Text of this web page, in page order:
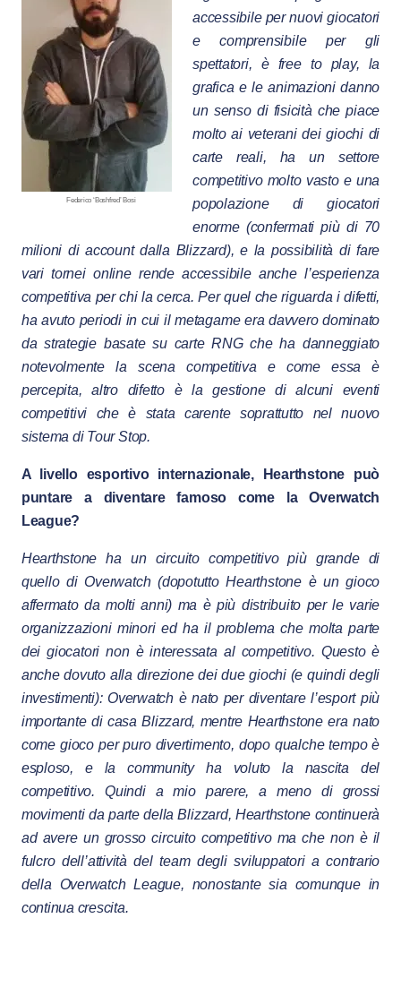
Federico ‘Boshfred’ Bosi
accessibile per nuovi giocatori
e comprensibile per gli
spettatori, è free to play, la
grafica e le animazioni danno
un senso di fisicità che piace
molto ai veterani dei giochi di
carte reali, ha un settore
competitivo molto vasto e una
popolazione di giocatori
enorme (confermati più di 70
milioni di account dalla Blizzard), e la possibilità di fare
vari tornei online rende accessibile anche l’esperienza
competitiva per chi la cerca. Per quel che riguarda i difetti,
ha avuto periodi in cui il metagame era davvero dominato
da strategie basate su carte RNG che ha danneggiato
notevolmente la scena competitiva e come essa è
percepita, altro difetto è la gestione di alcuni eventi
competitivi che è stata carente soprattutto nel nuovo
sistema di Tour Stop.
A livello esportivo internazionale, Hearthstone può
puntare a diventare famoso come la Overwatch
League?
Hearthstone ha un circuito competitivo più grande di
quello di Overwatch (dopotutto Hearthstone è un gioco
affermato da molti anni) ma è più distribuito per le varie
organizzazioni minori ed ha il problema che molta parte
dei giocatori non è interessata al competitivo. Questo è
anche dovuto alla direzione dei due giochi (e quindi degli
investimenti): Overwatch è nato per diventare l’esport più
importante di casa Blizzard, mentre Hearthstone era nato
come gioco per puro divertimento, dopo qualche tempo è
esploso, e la community ha voluto la nascita del
competitivo. Quindi a mio parere, a meno di grossi
movimenti da parte della Blizzard, Hearthstone continuerà
ad avere un grosso circuito competitivo ma che non è il
fulcro dell’attività del team degli sviluppatori a contrario
della Overwatch League, nonostante sia comunque in
continua crescita.